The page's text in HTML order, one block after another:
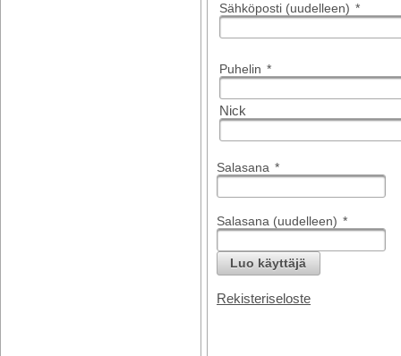
Sähköposti (uudelleen) *
Puhelin *
Nick
Salasana *
Salasana (uudelleen) *
Luo käyttäjä
Rekisteriseloste